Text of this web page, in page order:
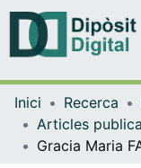
Inici Recerca